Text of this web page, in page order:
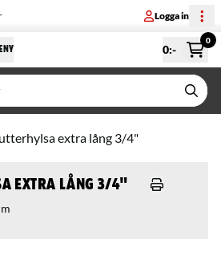
Logga in
0:-
0
extra lång 3/4"
extra lång 3/4"